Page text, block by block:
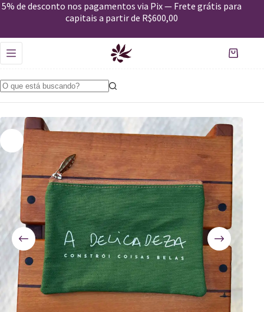
Nécessaire Desejos_Delicadeza-verde
Apenas 2 em estoque Comprar
5% de desconto nos pagamentos via Pix — Frete grátis para
capitais a partir de R$600,00